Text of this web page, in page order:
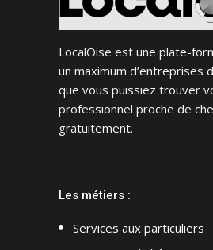
LocalOise est une plate-
un maximum d’entreprises
que vous puissiez trouver
professionnel proche de
gratuitement.
Les métiers :
Services aux particuliers